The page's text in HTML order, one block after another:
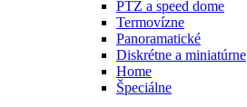
PTZ a speed dome
Termovízne
Panoramatické
Diskrétne a miniatúrne
Home
Špeciálne